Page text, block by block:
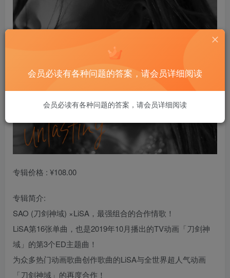
专辑价格 : ¥108.00
专辑简介:
SAO (刀剑神域) ×LiSA，最强组合的合作情歌！
LiSA第16张单曲，也是2019年10月播出的TV动画「刀剑神
域」的第3个ED主题曲！
为众多热门动画歌曲创作歌曲的LiSA与全世界超人气动画
「刀剑神域」的再度合作！
会员必读有各种问题的答案，请会员详细阅读
会员必读有各种问题的答案，请会员详细阅读